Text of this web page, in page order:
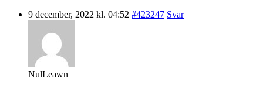
9 december, 2022 kl. 04:52 #423247 Svar
NulLeawn